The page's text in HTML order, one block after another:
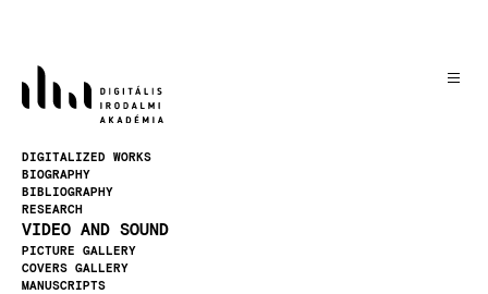
content
DIGITALIZED WORKS
BIOGRAPHY
BIBLIOGRAPHY
RESEARCH
VIDEO AND SOUND
PICTURE GALLERY
COVERS GALLERY
MANUSCRIPTS